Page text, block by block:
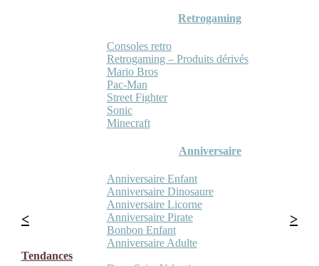
Retrogaming
Consoles retro
Retrogaming – Produits dérivés
Mario Bros
Pac-Man
Street Fighter
Sonic
Minecraft
Anniversaire
Anniversaire Enfant
Anniversaire Dinosaure
Anniversaire Licorne
Anniversaire Pirate
Bonbon Enfant
Anniversaire Adulte
Tendances